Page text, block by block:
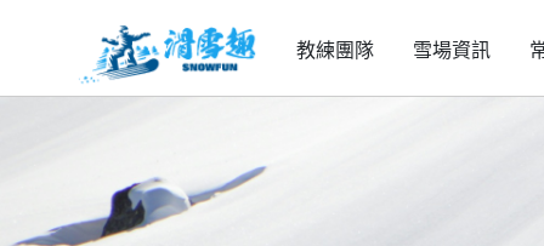
教練團隊 雪場資訊